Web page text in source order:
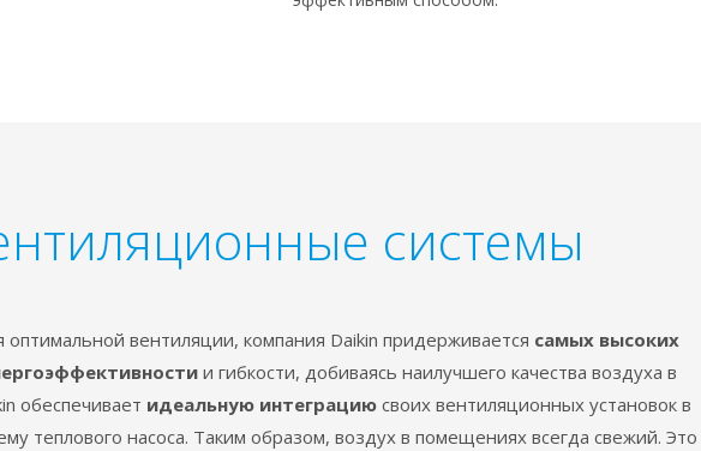
системы
вентиляции, компания Daikin придерживается самых высоких
и гибкости, добиваясь наилучшего качества воздуха в
обеспечивает идеальную интеграциюсвоих вентиляционных установок в
теплового насоса. Таким образом, воздух в помещениях всегда свежий. Это